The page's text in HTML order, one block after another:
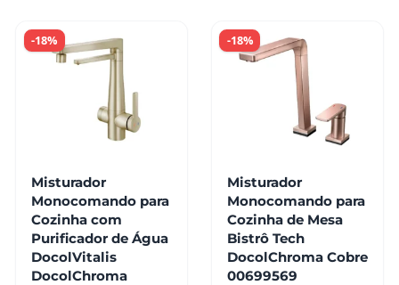
-18%
Misturador
Monocomando para
Cozinha com
Purificador de Água
DocolVitalis
DocolChroma
-18%
Misturador
Monocomando para
Cozinha de Mesa
Bistrô Tech
DocolChroma Cobre
00699569